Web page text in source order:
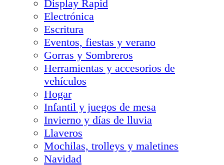
Display Rapid
Electrónica
Escritura
Eventos, fiestas y verano
Gorras y Sombreros
Herramientas y accesorios de
vehículos
Hogar
Infantil y juegos de mesa
Invierno y días de lluvia
Llaveros
Mochilas, trolleys y maletines
Navidad